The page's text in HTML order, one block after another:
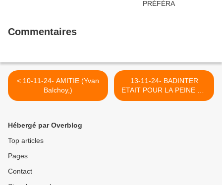
Commentaires
< 10-11-24- AMITIE (Yvan
Balchoy,)
13-11-24- BADINTER
ETAIT POUR LA PEINE DE
MORT DES
Hébergé par Overblog
Top articles
Pages
Contact